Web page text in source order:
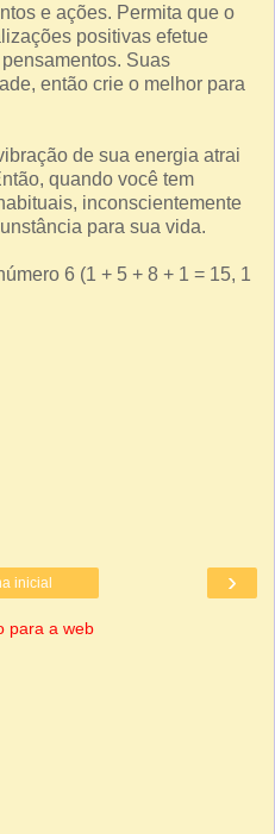
e ações. Permita que o
positivas efetue
Suas
então crie o melhor para
de sua energia atrai
quando você tem
inconscientemente
para sua vida.
6 (1 + 5 + 8 + 1 = 15, 1
›
inicial
para a web